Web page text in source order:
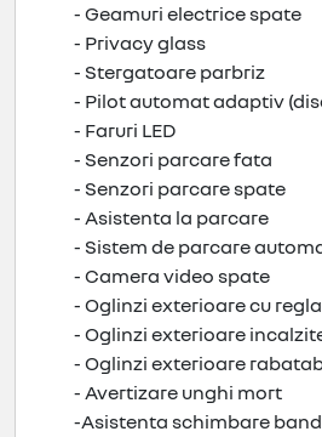
- Geamuri electrice spate
- Privacy glass
- Stergatoare parbriz
- Pilot automat adaptiv
- Faruri LED
- Senzori parcare fata
- Senzori parcare spate
- Asistenta la parcare
- Sistem de parcare
- Camera video spate
- Oglinzi exterioare cu
- Oglinzi exterioare
- Oglinzi exterioare
- Avertizare unghi mort
-Asistenta schimbare